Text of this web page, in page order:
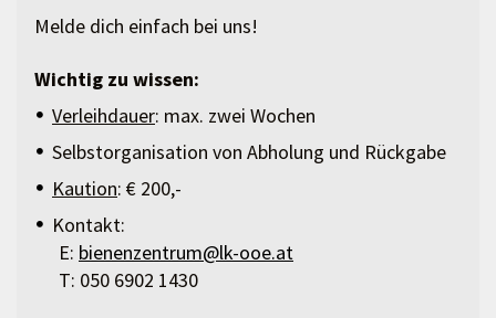
Melde dich einfach bei uns!
Wichtig zu wissen:
Verleihdauer: max. zwei Wochen
Selbstorganisation von Abholung und Rückgabe
Kaution: € 200,-
Kontakt:
E: bienenzentrum@lk-ooe.at
T: 050 6902 1430